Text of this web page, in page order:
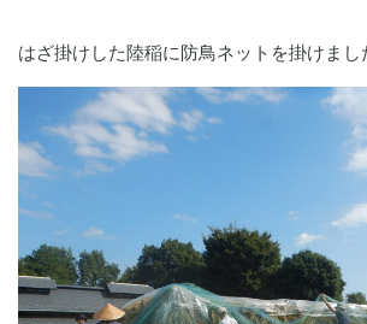
はざ掛けした陸稲に防鳥ネットを掛けまし